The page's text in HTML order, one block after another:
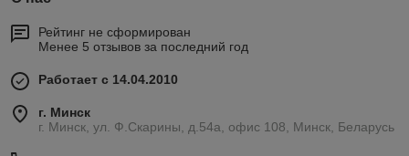
Рейтинг не сформирован
Менее 5 отзывов за последний год
Работает с 14.04.2010
г. Минск
г. Минск, ул. Ф.Скарины, д.54а, офис 108, Минск, Беларусь